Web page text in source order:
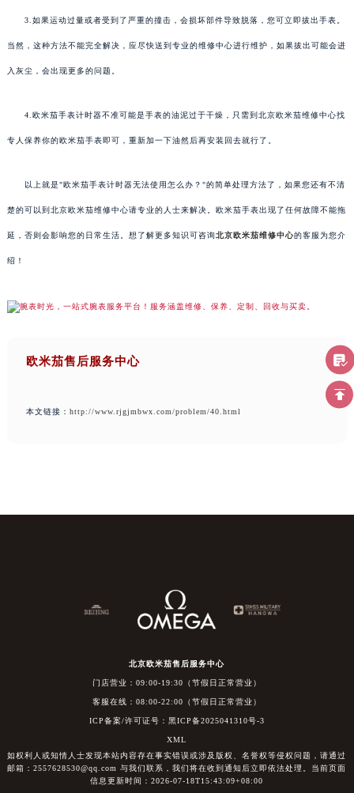
3.如果运动过量或者受到了严重的撞击，会损坏部件导致脱落，您可立即拔出手表。
当然，这种方法不能完全解决，应尽快送到专业的维修中心进行维护，如果拔出可能会进
入灰尘，会出现更多的问题。
4.欧米茄手表计时器不准可能是手表的油泥过于干燥，只需到北京欧米茄维修中心找
专人保养你的欧米茄手表即可，重新加一下油然后再安装回去就行了。
以上就是"欧米茄手表计时器无法使用怎么办？"的简单处理方法了，如果您还有不清
楚的可以到北京欧米茄维修中心请专业的人士来解决。欧米茄手表出现了任何故障不能拖
延，否则会影响您的日常生活。想了解更多知识可咨询 北京欧米茄维修中心的客服为您介
绍！
欧米茄售后服务中心
本文链接： http://www.rjgjmbwx.com/problem/40.html
北京欧米茄售后服务中心
门店营业：09:00-19:30（节假日正常营业）
客服在线：08:00-22:00（节假日正常营业）
ICP备案/许可证号：黑ICP备2025041310号-3
XML
如权利人或知情人士发现本站内容存在事实错误或涉及版权、名誉权等侵权问题，请通过
邮箱：2557628530@qq.com 与我们联系，我们将在收到通知后立即依法处理。当前页面
信息更新时间：2026-07-18T15:43:09+08:00